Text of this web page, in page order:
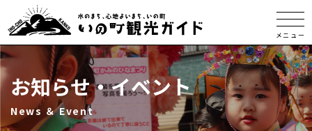
メニュー
お知らせ・イベント
News ＆ Event